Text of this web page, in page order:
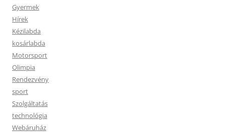
Gyermek
Hírek
Kézilabda
kosárlabda
Motorsport
Olimpia
Rendezvény
sport
Szolgáltatás
technológia
Webáruház